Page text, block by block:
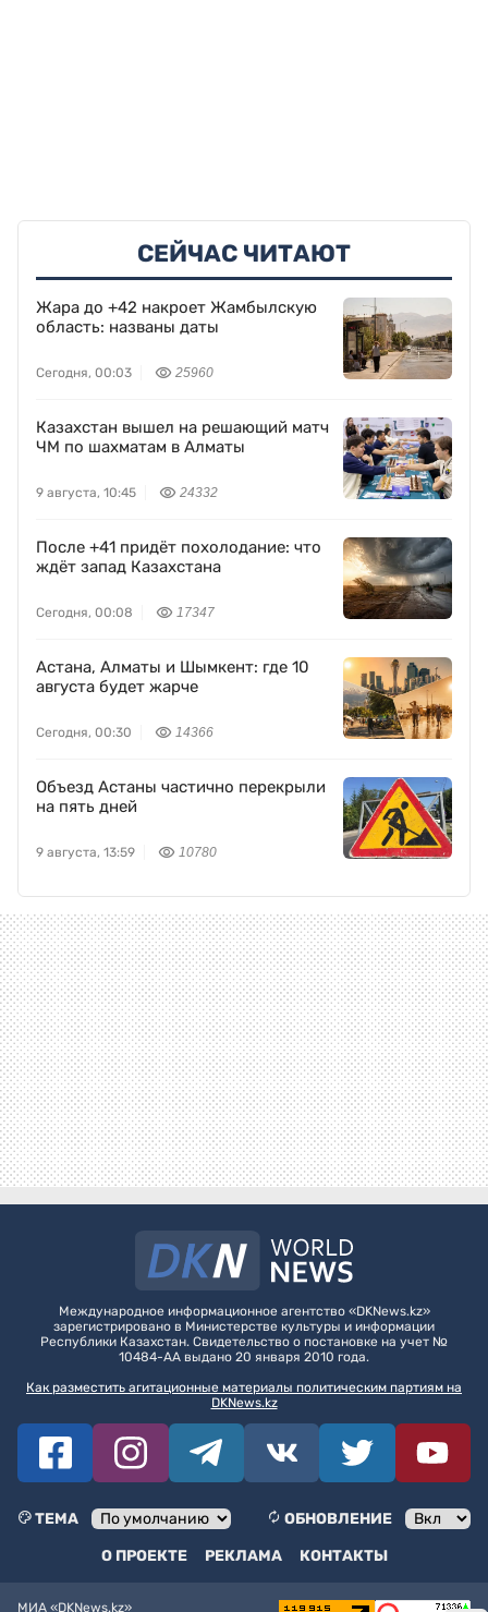
СЕЙЧАС ЧИТАЮТ
Жара до +42 накроет Жамбылскую
область: названы даты
Сегодня, 00:03 25960
Казахстан вышел на решающий матч
ЧМ по шахматам в Алматы
9 августа, 10:45 24332
После +41 придёт похолодание: что
ждёт запад Казахстана
Сегодня, 00:08 17347
Астана, Алматы и Шымкент: где 10
августа будет жарче
Сегодня, 00:30 14366
Объезд Астаны частично перекрыли
на пять дней
9 августа, 13:59 10780
Международное информационное агентство «DKNews.kz»
зарегистрировано в Министерстве культуры и информации
Республики Казахстан. Свидетельство о постановке на учет №
10484-АА выдано 20 января 2010 года.
Как разместить агитационные материалы политическим партиям на
DKNews.kz
ТЕМА
ОБНОВЛЕНИЕ
О ПРОЕКТЕ
РЕКЛАМА КОНТАКТЫ
МИА «DKNews.kz»